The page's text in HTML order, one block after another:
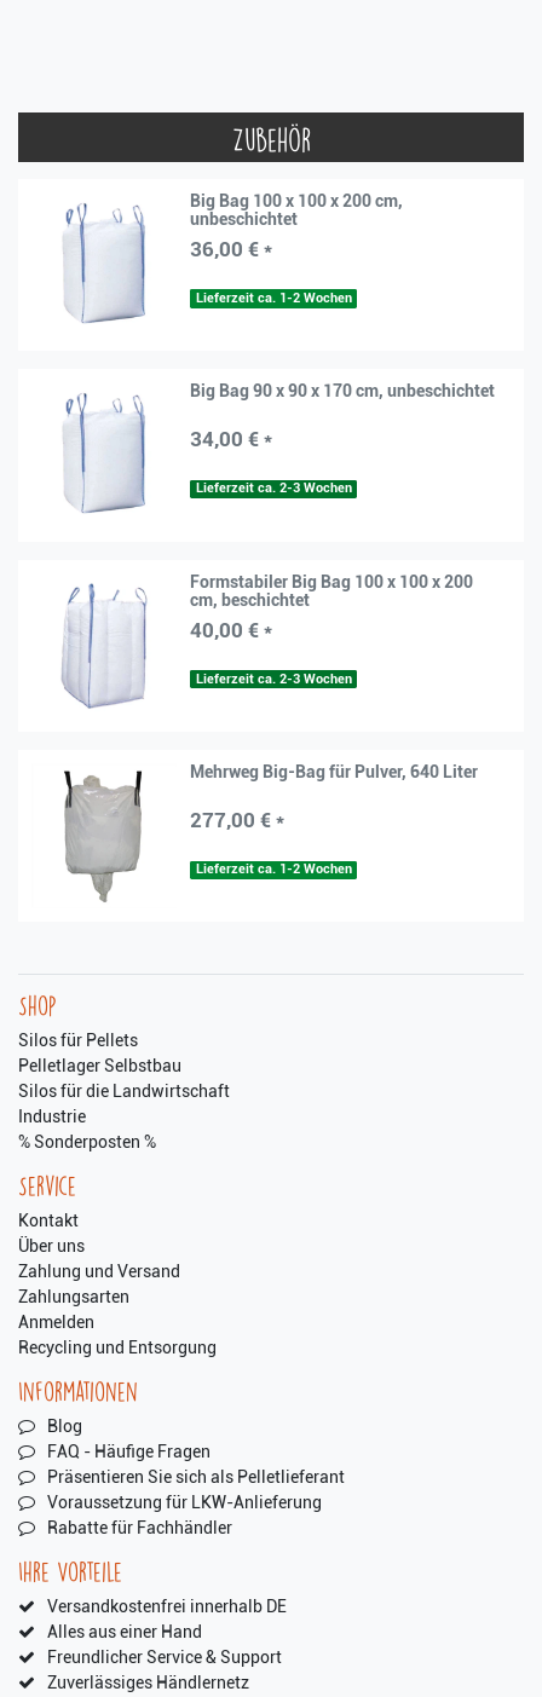
Zubehör
Big Bag 100 x 100 x 200 cm,
unbeschichtet
36,00 € *
Lieferzeit ca. 1-2 Wochen
Big Bag 90 x 90 x 170 cm, unbeschichtet
34,00 € *
Lieferzeit ca. 2-3 Wochen
Formstabiler Big Bag 100 x 100 x 200
cm, beschichtet
40,00 € *
Lieferzeit ca. 2-3 Wochen
Mehrweg Big-Bag für Pulver, 640 Liter
277,00 € *
Lieferzeit ca. 1-2 Wochen
Shop
Silos für Pellets
Pelletlager Selbstbau
Silos für die Landwirtschaft
Industrie
% Sonderposten %
Service
Kontakt
Über uns
Zahlung und Versand
Zahlungsarten
Anmelden
Recycling und Entsorgung
Informationen
Blog
FAQ - Häufige Fragen
Präsentieren Sie sich als Pelletlieferant
Voraussetzung für LKW-Anlieferung
Rabatte für Fachhändler
Ihre Vorteile
Versandkostenfrei innerhalb DE
Alles aus einer Hand
Freundlicher Service & Support
Zuverlässiges Händlernetz